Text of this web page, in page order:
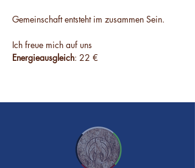
Gemeinschaft entsteht im zusammen Sein.
Ich freue mich auf uns
Energieausgleich: 22 €